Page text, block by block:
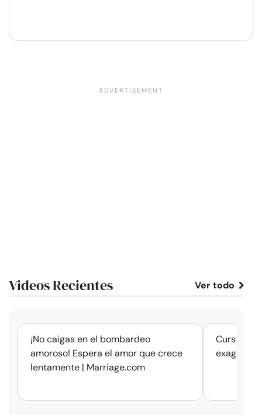
Videos Recientes Ver todo
¡No caigas en el bombardeo
amoroso! Espera el amor que crece
lentamente | Marriage.com
Cursos